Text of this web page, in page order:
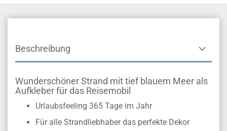
Beschreibung
Wunderschöner Strand mit tief blauem Meer als
Aufkleber für das Reisemobil
Urlaubsfeeling 365 Tage im Jahr
Für alle Strandliebhaber das perfekte Dekor